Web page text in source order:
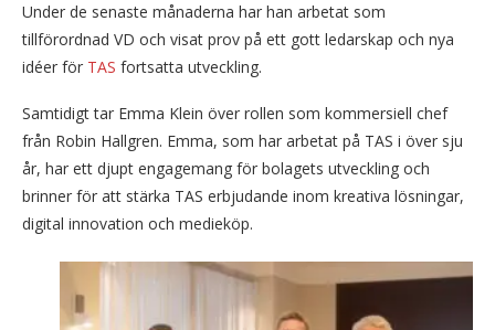
Under de senaste månaderna har han arbetat som
tillförordnad VD och visat prov på ett gott ledarskap och nya
idéer för TAS fortsatta utveckling.
Samtidigt tar Emma Klein över rollen som kommersiell chef
från Robin Hallgren. Emma, som har arbetat på TAS i över sju
år, har ett djupt engagemang för bolagets utveckling och
brinner för att stärka TAS erbjudande inom kreativa lösningar,
digital innovation och medieköp.